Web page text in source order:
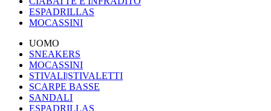
ESPADRILLAS
MOCASSINI
UOMO
SNEAKERS
MOCASSINI
STIVALI|STIVALETTI
SCARPE BASSE
SANDALI
ESPADRILLAS